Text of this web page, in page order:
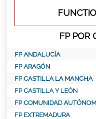
FP POR
FP ANDALUCÍA
FP ARAGÓN
FP CASTILLA LA MANCHA
FP CASTILLA Y LEÓN
FP COMUNIDAD
FP EXTREMADURA